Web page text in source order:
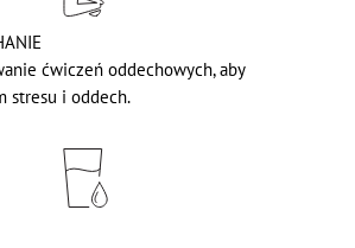
ćwiczeń oddechowych, aby
stresu i oddech.